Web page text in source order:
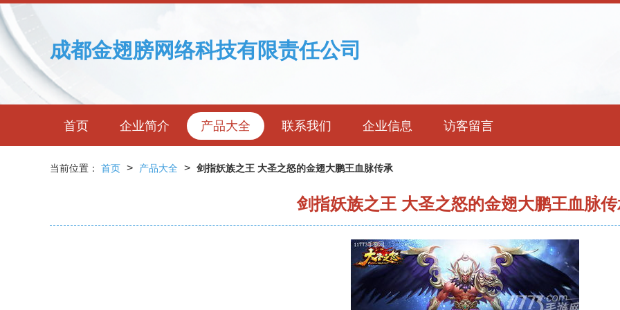
成都金翅膀网络科技有限责任公司
首页 企业简介 产品大全 联系我们 企业信息 访客留言
当前位置： 首页 > 产品大全 > 剑指妖族之王 大圣之怒的金翅大鹏王血脉传承
剑指妖族之王 大圣之怒的金翅大鹏王血脉